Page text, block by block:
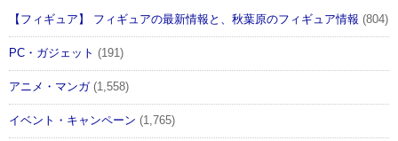
【フィギュア】 フィギュアの最新情報と、秋葉原のフィギュア情報 (804)
PC・ガジェット (191)
アニメ・マンガ(1,558)
イベント・キャンペーン (1,765)